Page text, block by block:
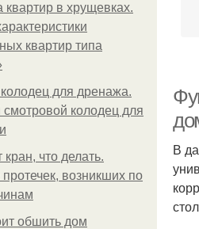
квартир в хрущевках.
квартир типа
для дренажа.
колодец для
кран, что делать.
возникших по
обшить дом
В